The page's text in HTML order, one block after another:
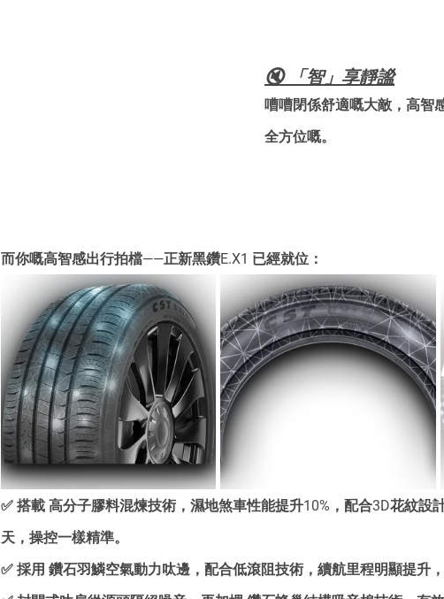
🔇 「智」享靜謐
嘈嘈閉係舒適嘅大敵，高智
全方位嘅。
而你嘅高智感出行拍檔——正新黑鑽E.X1 已經就位：
✅ 搭載 高分子膠料混煉技術，濕地煞車性能提升10%，配合3D花紋設
天，操控一樣精準。
✅ 採用 鑽石羽鱗空氣動力呔邊，配合低滾阻技術，續航里程明顯提升